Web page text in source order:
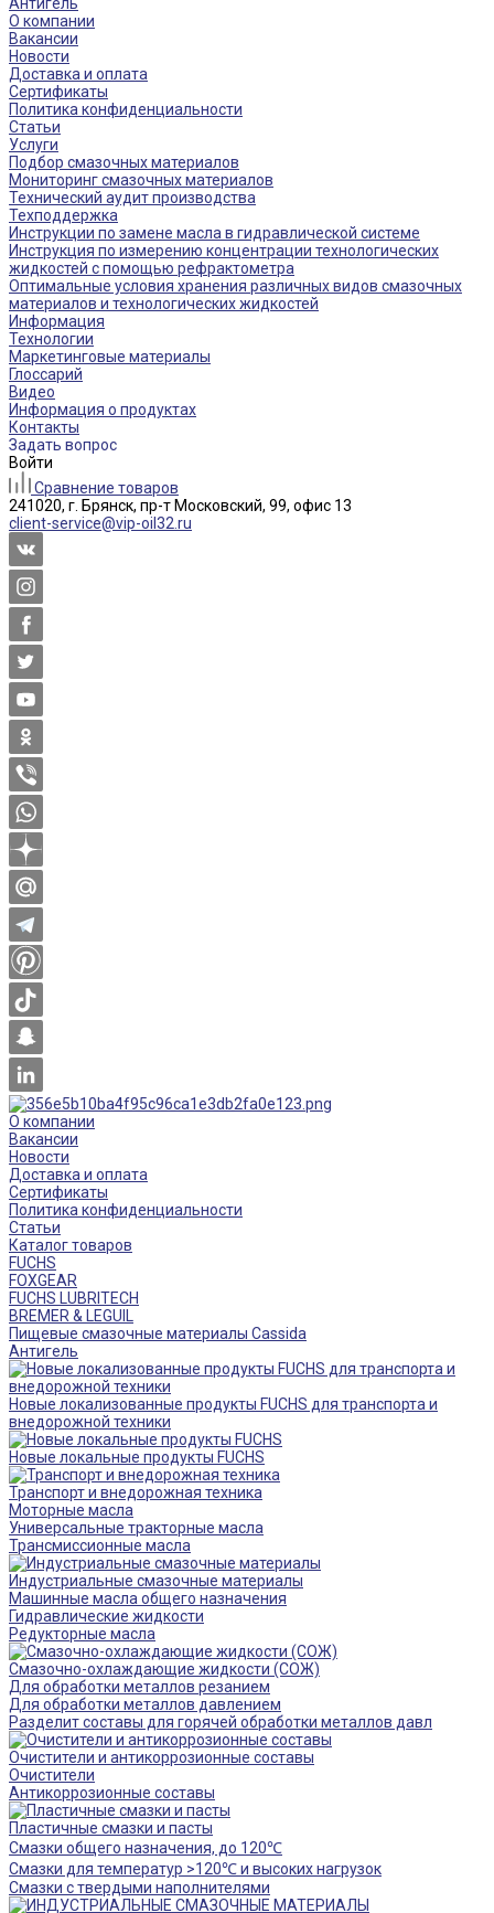
О компании
Вакансии
Новости
Доставка и оплата
Сертификаты
Политика конфиденциальности
Статьи
Услуги
Подбор смазочных материалов
Мониторинг смазочных материалов
Технический аудит производства
Техподдержка
Инструкции по замене масла в гидравлической системе
Инструкция по измерению концентрации технологических
жидкостей с помощью рефрактометра
Оптимальные условия хранения различных видов смазочных
материалов и технологических жидкостей
Информация
Технологии
Маркетинговые материалы
Глоссарий
Видео
Информация о продуктах
Контакты
Задать вопрос
Войти
Сравнение товаров
241020, г. Брянск, пр-т Московский, 99, офис 13
client-service@vip-oil32.ru
О компании
Вакансии
Новости
Доставка и оплата
Сертификаты
Политика конфиденциальности
Статьи
Каталог товаров
FUCHS
FOXGEAR
FUCHS LUBRITECH
BREMER & LEGUIL
Пищевые смазочные материалы Cassida
Антигель
Новые локализованные продукты FUCHS для транспорта и
внедорожной техники
Новые локальные продукты FUCHS
Транспорт и внедорожная техника
Моторные масла
Универсальные тракторные масла
Трансмиссионные масла
Индустриальные смазочные материалы
Машинные масла общего назначения
Гидравлические жидкости
Редукторные масла
Смазочно-охлаждающие жидкости (СОЖ)
Для обработки металлов резанием
Для обработки металлов давлением
Разделит составы для горячей обработки металлов давл
Очистители и антикоррозионные составы
Очистители
Антикоррозионные составы
Пластичные смазки и пасты
Смазки общего назначения, до 120℃
Смазки для температур >120℃ и высоких нагрузок
Смазки с твердыми наполнителями